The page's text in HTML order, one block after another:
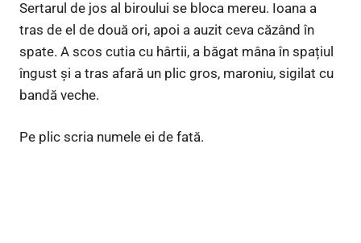
Sertarul de jos al biroului se bloca mereu. Ioana a
tras de el de două ori, apoi a auzit ceva căzând în
spate. A scos cutia cu hârtii, a băgat mâna în spațiul
îngust și a tras afară un plic gros, maroniu, sigilat cu
bandă veche.
Pe plic scria numele ei de fată.